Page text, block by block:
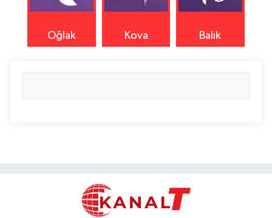
Oğlak Kova Balık